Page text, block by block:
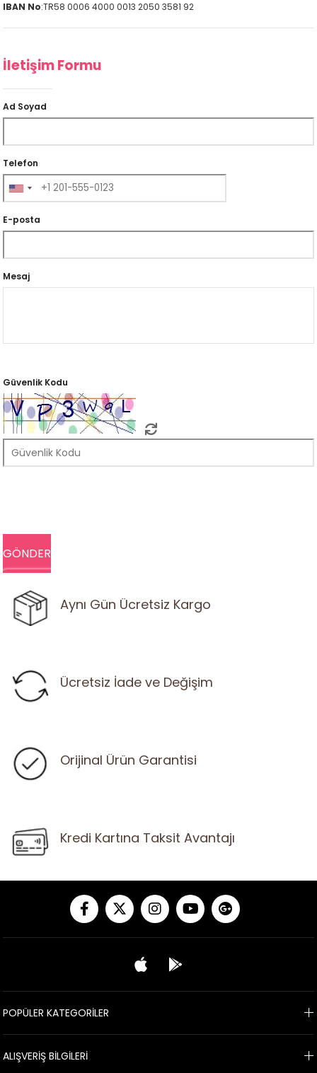
IBAN No:TR58 0006 4000 0013 2050 3581 92
İletişim Formu
Ad Soyad
Telefon
E-posta
Mesaj
Güvenlik Kodu
Aynı Gün Ücretsiz Kargo
Ücretsiz İade ve Değişim
Orijinal Ürün Garantisi
Kredi Kartına Taksit Avantajı
POPÜLER KATEGORİLER
ALIŞVERİŞ BİLGİLERİ